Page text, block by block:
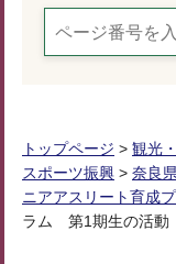
トップページ > 観光
スポーツ振興 > 奈良
ニアアスリート育成
ラム 第1期生の活動